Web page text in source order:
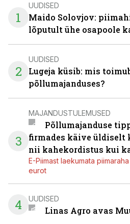
1
UUDISED
Maido Solovjov:
lõputult ühe osapoole
2
UUDISED
Lugeja küsib: mis
põllumajanduses?
3
MAJANDUSTULEMUSED
Põllumajanduse
firmades käive üldiselt
nii kahekordistus kui
E-Piimast laekumata
eurot
4 UUDISED
Linas Agro avas